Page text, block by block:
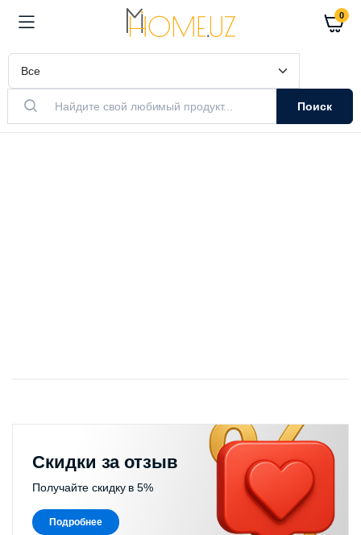
0
Поиск
Скидки за отзыв
Получайте скидку в 5%
Подробнее